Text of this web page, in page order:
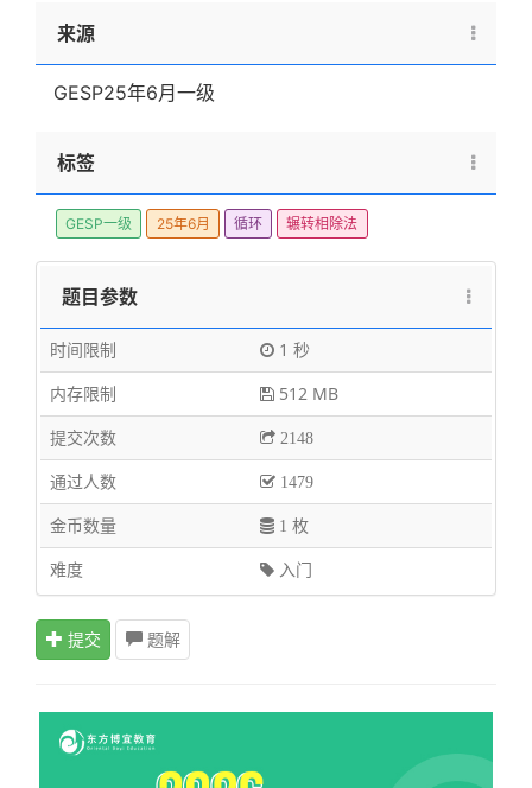
\le
来源
GESP25年6月一级
标签
GESP一级 25年6月 循环 辗转相除法
题目参数
时间限制
1 秒
内存限制
512 MB
提交次数
2148
通过人数 1479
金币数量 1 枚
难度 入门
提交 题解